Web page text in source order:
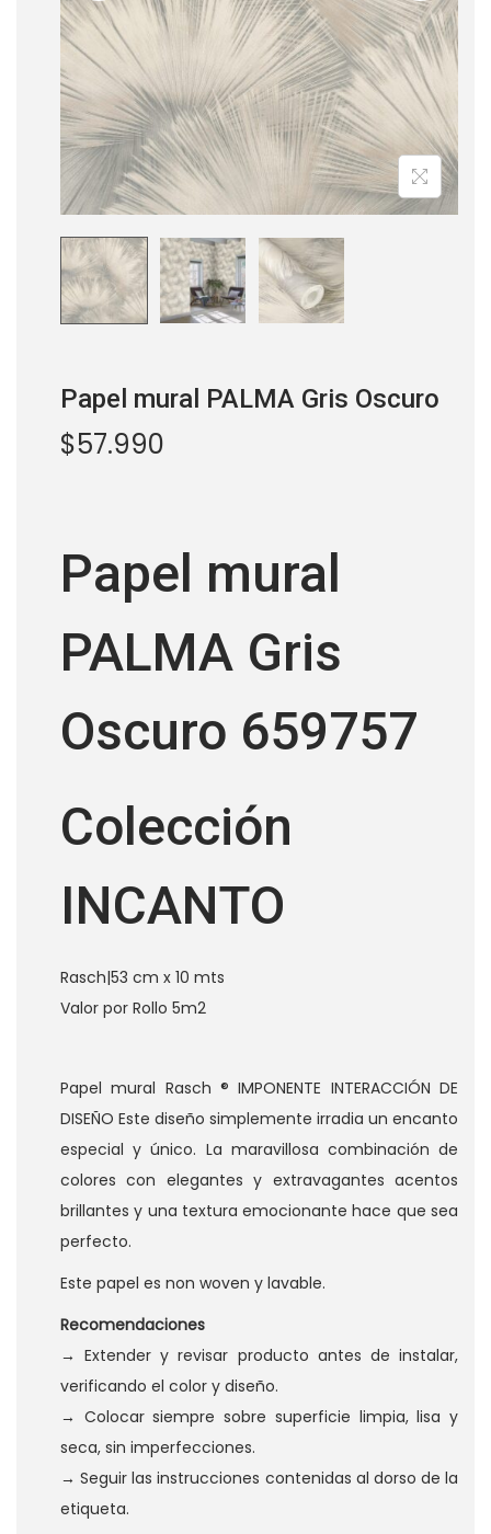
a
c
i
ó
n
i
d
o
Papel mural PALMA Gris Oscuro
$57.990
Papel mural
PALMA Gris
Oscuro 659757
Colección
INCANTO
Rasch|53 cm x 10 mts
Valor por Rollo 5m2
Papel mural Rasch ® IMPONENTE INTERACCIÓN DE
DISEÑO Este diseño simplemente irradia un encanto
especial y único. La maravillosa combinación de
colores con elegantes y extravagantes acentos
brillantes y una textura emocionante hace que sea
perfecto.
Este papel es non woven y lavable.
Recomendaciones
→ Extender y revisar producto antes de instalar,
verificando el color y diseño.
→ Colocar siempre sobre superficie limpia, lisa y
seca, sin imperfecciones.
→ Seguir las instrucciones contenidas al dorso de la
etiqueta.